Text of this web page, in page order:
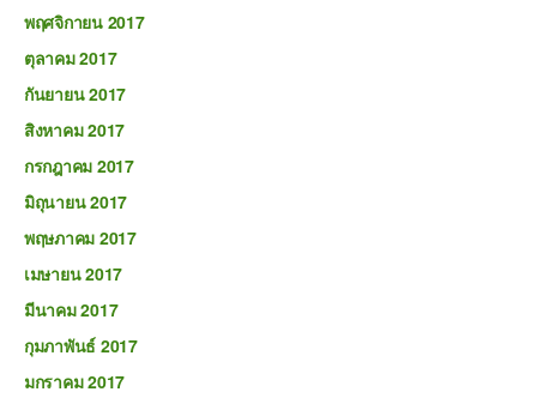
พฤศจิกายน 2017
ตุลาคม 2017
กันยายน 2017
สิงหาคม 2017
กรกฎาคม 2017
มิถุนายน 2017
พฤษภาคม 2017
เมษายน 2017
มีนาคม 2017
กุมภาพันธ์ 2017
มกราคม 2017